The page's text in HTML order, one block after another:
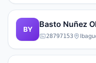
BY
Basto Nuñez
28797153